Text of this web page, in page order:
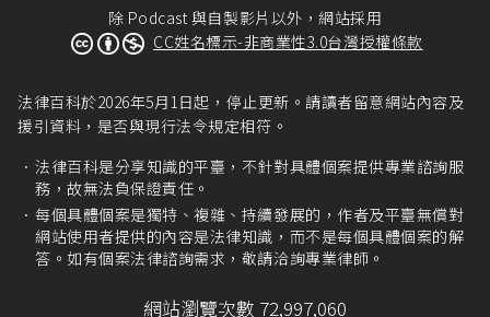
除 Podcast 與自製影片以外，網站採用
CC姓名標示-非商業性3.0台灣授權條款
法律百科於2026年5月1日起，停止更新。請讀者留意網站內容及
援引資料，是否與現行法令規定相符。
法律百科是分享知識的平臺，不針對具體個案提供專業諮詢服
務，故無法負保證責任。
每個具體個案是獨特、複雜、持續發展的，作者及平臺無償對
網站使用者提供的內容是法律知識，而不是每個具體個案的解
答。如有個案法律諮詢需求，敬請洽詢專業律師。
網站瀏覽次數 72,997,060